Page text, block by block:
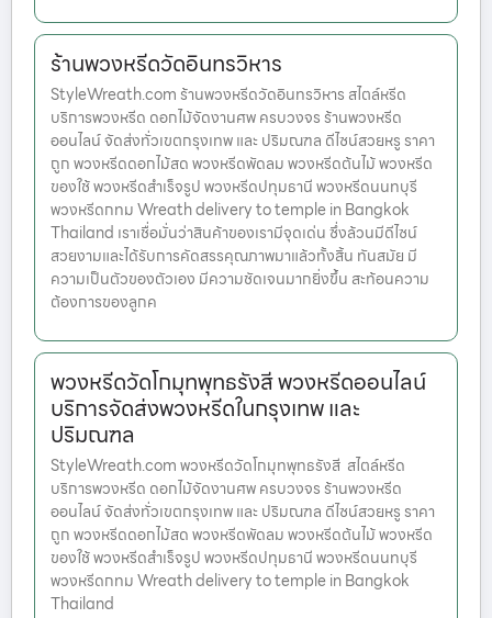
ร้านพวงหรีดวัดอินทรวิหาร
StyleWreath.com ร้านพวงหรีดวัดอินทรวิหาร สไตล์หรีด
บริการพวงหรีด ดอกไม้จัดงานศพ ครบวงจร ร้านพวงหรีด
ออนไลน์ จัดส่งทั่วเขตกรุงเทพ และ ปริมณฑล ดีไซน์สวยหรู ราคา
ถูก พวงหรีดดอกไม้สด พวงหรีดพัดลม พวงหรีดต้นไม้ พวงหรีด
ของใช้ พวงหรีดสำเร็จรูป พวงหรีดปทุมธานี พวงหรีดนนทบุรี
พวงหรีดกทม Wreath delivery to temple in Bangkok
Thailand เราเชื่อมั่นว่าสินค้าของเรามีจุดเด่น ซึ่งล้วนมีดีไซน์
สวยงามและได้รับการคัดสรรคุณภาพมาแล้วทั้งสิ้น ทันสมัย มี
ความเป็นตัวของตัวเอง มีความชัดเจนมากยิ่งขึ้น สะท้อนความ
ต้องการของลูกค
พวงหรีดวัดโกมุทพุทธรังสี พวงหรีดออนไลน์
บริการจัดส่งพวงหรีดในกรุงเทพ และ
ปริมณฑล
StyleWreath.com พวงหรีดวัดโกมุทพุทธรังสี สไตล์หรีด
บริการพวงหรีด ดอกไม้จัดงานศพ ครบวงจร ร้านพวงหรีด
ออนไลน์ จัดส่งทั่วเขตกรุงเทพ และ ปริมณฑล ดีไซน์สวยหรู ราคา
ถูก พวงหรีดดอกไม้สด พวงหรีดพัดลม พวงหรีดต้นไม้ พวงหรีด
ของใช้ พวงหรีดสำเร็จรูป พวงหรีดปทุมธานี พวงหรีดนนทบุรี
พวงหรีดกทม Wreath delivery to temple in Bangkok
Thailand